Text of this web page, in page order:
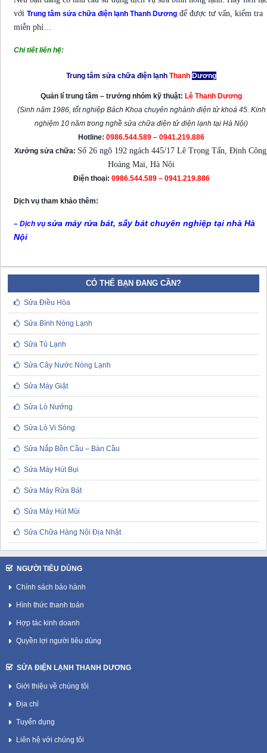
với Trung tâm sửa chữa điện lạnh Thanh Dương để được tư vấn, kiểm tra
miễn phí…
Chi tiết liên hệ:
Trung tâm sửa chữa điện lạnh Thanh Dương
Quản lí trung tâm – trưởng nhóm kỹ thuật: Lê Thanh Dương
(Sinh năm 1986, tốt nghiệp Bách Khoa chuyên nghành điện tử khoá 45. Kinh
nghiệm 10 năm trong nghề sửa chữa điện tử điện lạnh tại Hà Nội)
Hotline: 0986.544.589 – 0941.219.886
Xưởng sửa chữa: Số 26 ngõ 192 ngách 445/17 Lê Trọng Tấn, Định
Hoàng Mai, Hà Nội
Điện thoại: 0986.544.589 – 0941.219.886
Dịch vụ tham khảo thêm:
– Dịch vụ sửa máy rửa bát, sấy bát chuyên nghiệp tại nhà Hà
Nội
CÓ THỂ BẠN ĐANG CẦN?
Sửa Điều Hòa
Sửa Bình Nóng Lạnh
Sửa Tủ Lạnh
Sửa Cây Nước Nóng Lạnh
Sửa Máy Giặt
Sửa Lò Nướng
Sửa Lò Vi Sóng
Sửa Nắp Bồn Cầu – Bàn Cầu
Sửa Máy Hút Bụi
Sửa Máy Rửa Bát
Sửa Máy Hút Mùi
Sửa Chữa Hàng Nội Địa Nhật
NGƯỜI TIÊU DÙNG
Chính sách bảo hành
Hình thức thanh toán
Hợp tác kinh doanh
Quyền lợi người tiêu dùng
SỬA ĐIỆN LẠNH THANH DƯƠNG
Giới thiệu về chúng tôi
Địa chỉ
Tuyển dụng
Liên hệ với chúng tôi